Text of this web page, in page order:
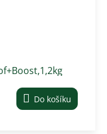
Do košíku